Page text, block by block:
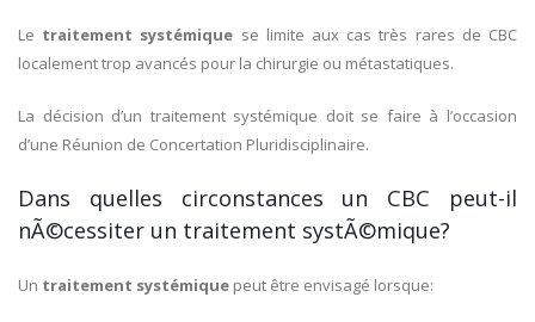
Le traitement systémique se limite aux cas très rares de CBC
localement trop avancés pour la chirurgie ou métastatiques.
La décision d’un traitement systémique doit se faire à l’occasion
d’une Réunion de Concertation Pluridisciplinaire.
Dans quelles circonstances un CBC peut-il
nÃ©cessiter un traitement systÃ©mique?
Un traitement systémique peut être envisagé lorsque: